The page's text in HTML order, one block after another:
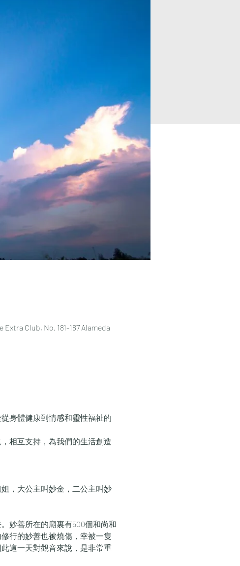
Club, No. 181-187 Alameda
身體健康到情感和靈性福祉的
相互支持，為我們的生活創造
，大公主叫妙金，二公主叫妙
妙善所在的廟裏有500個和尚和
行的妙善也被燒傷，幸被一隻
這一天對觀音來說，是非常重